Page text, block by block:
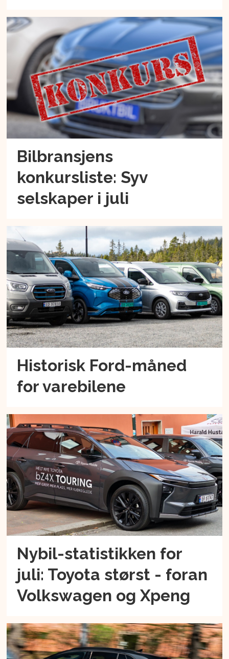
Bilbransjens
konkursliste: Syv
selskaper i juli
Historisk Ford-måned
for varebilene
Nybil-statistikken for
juli: Toyota størst - foran
Volkswagen og Xpeng